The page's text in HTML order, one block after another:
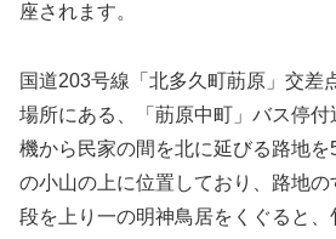
座されます。
国道203号線「北多久町荕原」交差
場所にある、「荕原中町」バス停
機から民家の間を北に延びる路地
の小山の上に位置しており、路地
段を上り一の明神鳥居をくぐると